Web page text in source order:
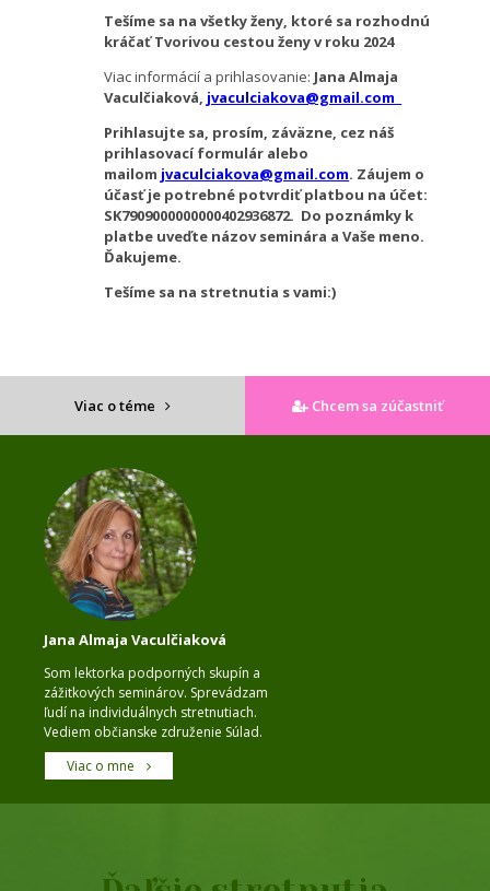
Tešíme sa na všetky ženy, ktoré sa rozhodnú
kráčať Tvorivou cestou ženy v roku 2024
Viac informácií a prihlasovanie: Jana Almaja
Vaculčiaková, jvaculciakova@gmail.com
Prihlasujte sa, prosím, záväzne, cez náš
prihlasovací formulár alebo
mailom jvaculciakova@gmail.com. Záujem o
účasť je potrebné potvrdiť platbou na účet:
SK7909000000000402936872. Do poznámky k
platbe uveďte názov seminára a Vaše meno.
Ďakujeme.
Tešíme sa na stretnutia s vami:)
Chcem sa zúčastniť
Viac o téme
Jana Almaja Vaculčiaková
Som lektorka podporných skupín a
zážitkových seminárov. Sprevádzam
ľudí na individuálnych stretnutiach.
Vediem občianske združenie Súlad.
Viac o mne